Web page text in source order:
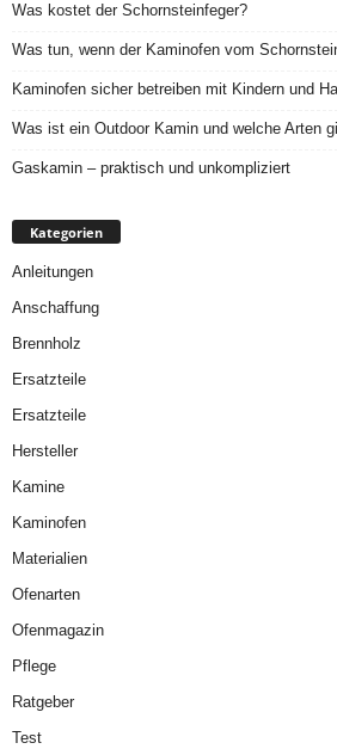
Was kostet der Schornsteinfeger?
Was tun, wenn der Kaminofen vom
Kaminofen sicher betreiben mit Kindern und
Was ist ein Outdoor Kamin und welche Arten
Gaskamin – praktisch und unkompliziert
Kategorien
Anleitungen
Anschaffung
Brennholz
Ersatzteile
Ersatzteile
Hersteller
Kamine
Kaminofen
Materialien
Ofenarten
Ofenmagazin
Pflege
Ratgeber
Test